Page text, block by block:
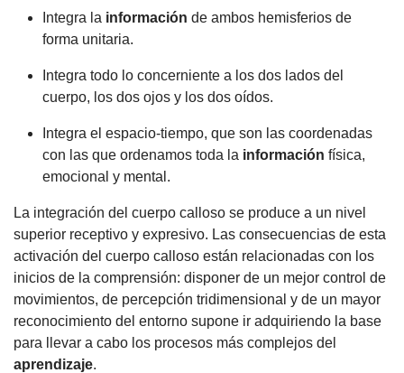
Integra la información de ambos hemisferios de
forma unitaria.
Integra todo lo concerniente a los dos lados del
cuerpo, los dos ojos y los dos oídos.
Integra el espacio-tiempo, que son las coordenadas
con las que ordenamos toda la información física,
emocional y mental.
La integración del cuerpo calloso se produce a un nivel
superior receptivo y expresivo. Las consecuencias de esta
activación del cuerpo calloso están relacionadas con los
inicios de la comprensión: disponer de un mejor control de
movimientos, de percepción tridimensional y de un mayor
reconocimiento del entorno supone ir adquiriendo la base
para llevar a cabo los procesos más complejos del
aprendizaje.